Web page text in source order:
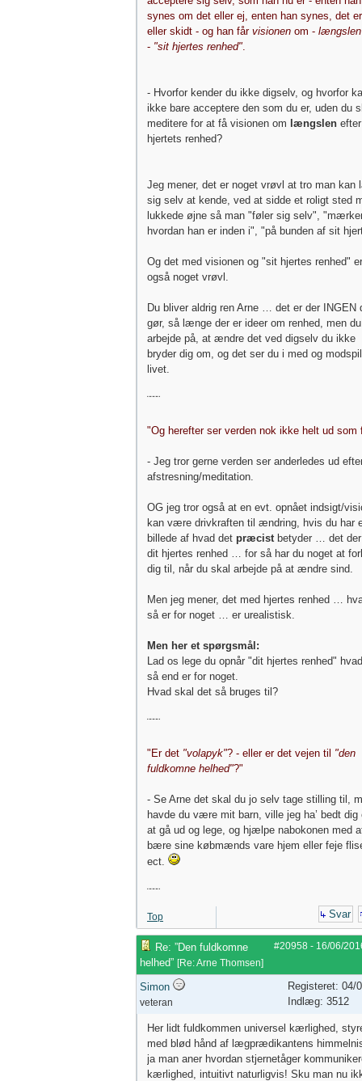
synes om det eller ej, enten han synes, det
eller skidt - og han får visionen om - længslen
- "sit hjertes renhed".
- Hvorfor kender du ikke digselv, og hvorfor
ikke bare acceptere den som du er, uden du
meditere for at få visionen om længslen
hjertets renhed?
Jeg mener, det er noget vrøvl at tro man kan
sig selv at kende, ved at sidde et roligt sted
lukkede øjne så man "føler sig selv",
hvordan han er inden i", "på bunden af sit
Og det med visionen og "sit hjertes renhed" er
også noget vrøvl.
Du bliver aldrig ren Arne … det er der INGEN
gør, så længe der er ideer om renhed, men
arbejde på, at ændre det ved digselv du ikke
bryder dig om, og det ser du i med og
livet.
¨¨¨¨
"Og herefter ser verden nok ikke helt ud som
- Jeg tror gerne verden ser anderledes ud
afstresning/meditation.
OG jeg tror også at en evt. opnået indsigt/
kan være drivkraften til ændring, hvis du har
billede af hvad det præcistbetyder … det der
dit hjertes renhed … for så har du noget at
dig til, når du skal arbejde på at ændre sind.
Men jeg mener, det med hjertes renhed …
så er for noget … er urealistisk.
Men her et spørgsmål:
Lad os lege du opnår "dit hjertes renhed"
så end er for noget.
Hvad skal det så bruges til?
¨¨¨¨
"Er det "volapyk"? - eller er det vejen til "den
fuldkomne helhed"?"
- Se Arne det skal du jo selv tage stilling til,
havde du være mit barn, ville jeg ha’ bedt dig
at gå ud og lege, og hjælpe nabokonen med
bære sine købmænds vare hjem eller feje
ect.
¨¨¨¨
Top Svar
#20958 - 16/06/
Re: ”Den fuldkomne
helhed” [Re: Arne Thomsen]
Simon
veteran
Registeret: 04/
Indlæg: 3512
Her lidt fuldkommen universel kærlighed,
med blød hånd af lægprædikantens
ja man aner hvordan stjernetåger
kærlighed, intuitivt naturligvis! Sku man nu